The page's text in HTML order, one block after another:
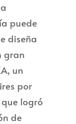
puede
diseña
gran
un
por
logró
de